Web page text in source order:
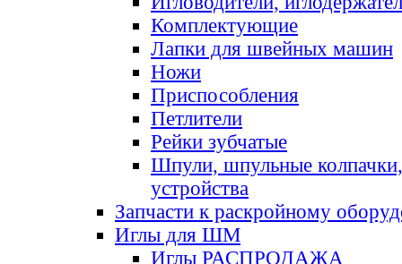
Комплектующие
Лапки для швейных машин
Ножи
Приспособления
Петлители
Рейки зубчатые
Шпули, шпульные
устройства
Запчасти к раскройному
Иглы для ШМ
Иглы РАСПРОДАЖА